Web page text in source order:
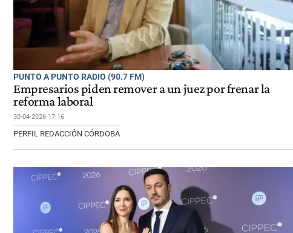
PUNTO A PUNTO RADIO (90.7 FM)
Empresarios piden remover a un juez por frenar la
reforma laboral
30-04-2026 17:16
PERFIL REDACCIÓN CÓRDOBA